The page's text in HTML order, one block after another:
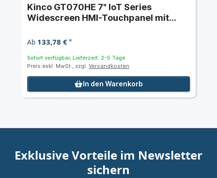
Kinco GT070HE 7" IoT Series
Widescreen HMI-Touchpanel mit
Ab 133,78 €*
Sofort verfügbar, Lieferzeit: 2-5 Tage
Preis exkl. MwSt., zzgl. Versandkosten
In den Warenkorb
Exklusive Vorteile im Newsletter
sichern